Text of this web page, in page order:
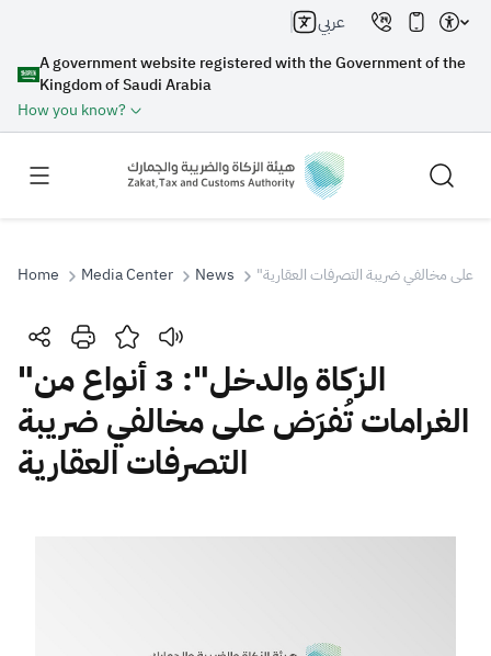
A government website registered with the Government of the
Kingdom of Saudi Arabia
How you know?
عربي
Search
Search Search AI
Suggestions
Customs VAT
Tax Declaration
Home Media Center News
"الزكاة والدخل": 3 أنواع من
الغرامات تُفرَض على مخالفي ضريبة
التصرفات العقارية